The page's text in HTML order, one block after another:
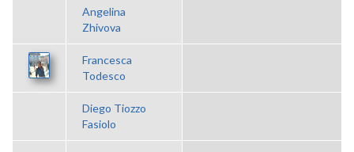
Angelina
Zhivova
Francesca
Todesco
Diego Tiozzo
Fasiolo